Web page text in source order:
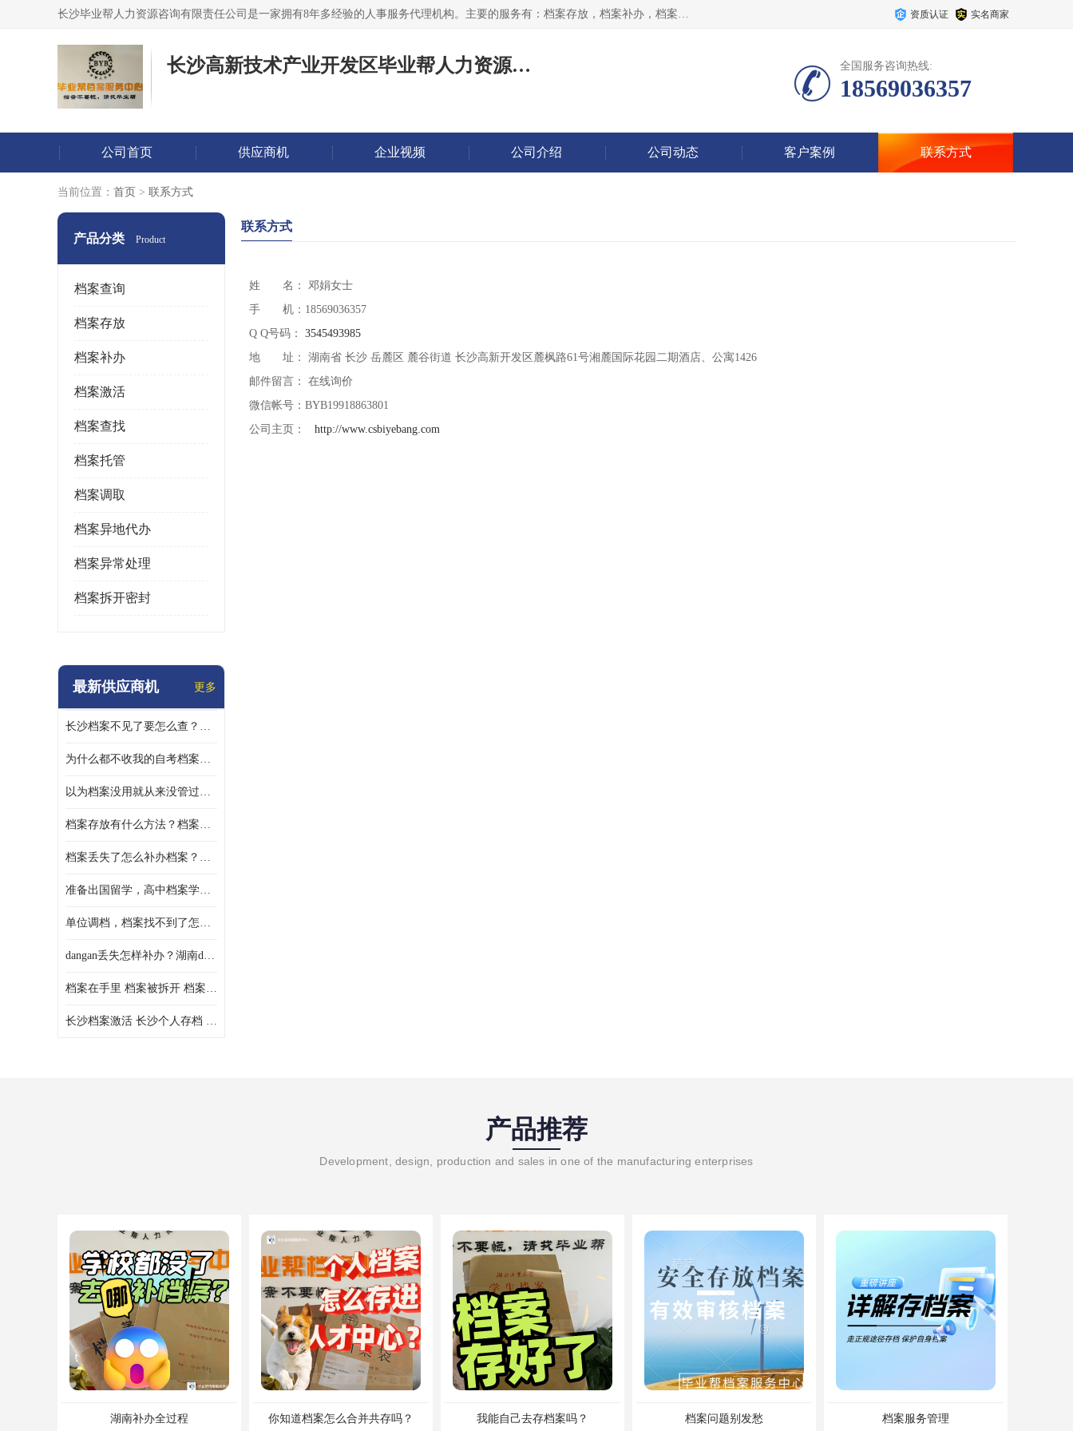
长沙毕业帮人力资源咨询有限责任公司是一家拥有8年多经验的人事服务代理机构。主要的服务有：档案存放，档案补办，档案激活，档案查询，档案查找，档案托管，档案调取，档案异地代办，档案异常处理 等；提供毕业档案处理、人事档案服务、商务代理代办、个人档案等服务，同时办事过程全程与客户沟通，确保真实、安全、可靠！ 资质认证 实名商家
长沙高新技术产业开发区毕业帮人力资源咨询有限责任公司 全国服务咨询热线:
18569036357
公司首页 供应商机 企业视频 公司介绍 公司动态 客户案例 联系方式
当前位置： 首页 > 联系方式
产品分类 Product
档案查询
档案存放
档案补办
档案激活
档案查找
档案托管
档案调取
档案异地代办
档案异常处理
档案拆开密封
最新供应商机 更多
长沙档案不见了要怎么查？档案查询 档案补办
为什么都不收我的自考档案？自考档案怎么存档？
以为档案没用就从来没管过，现在要用档案该怎么办？
档案存放有什么方法？档案在手里为什么不能用
档案丢失了怎么补办档案？湖南档案补办 档案补办方法
准备出国留学，高中档案学校发给我了怎么办？
单位调档，档案找不到了怎么办？
dangan丢失怎样补办？湖南dangan丢失补办流程介绍！
档案在手里 档案被拆开 档案补办 档案问题一站式服务
长沙档案激活 长沙个人存档 长沙档案存档
联系方式
姓 名： 邓娟女士
手 机：18569036357
Q Q号码： 3545493985
地 址： 湖南省 长沙 岳麓区 麓谷街道 长沙高新开发区麓枫路61号湘麓国际花园二期酒店、公寓1426
邮件留言： 在线询价
微信帐号：BYB19918863801
公司主页： http://www.csbiyebang.com
产品推荐
Development, design, production and sales in one of the manufacturing enterprises
湖南补办全过程 你知道档案怎么合并共存吗？ 我能自己去存档案吗？ 档案问题别发愁 档案服务管理